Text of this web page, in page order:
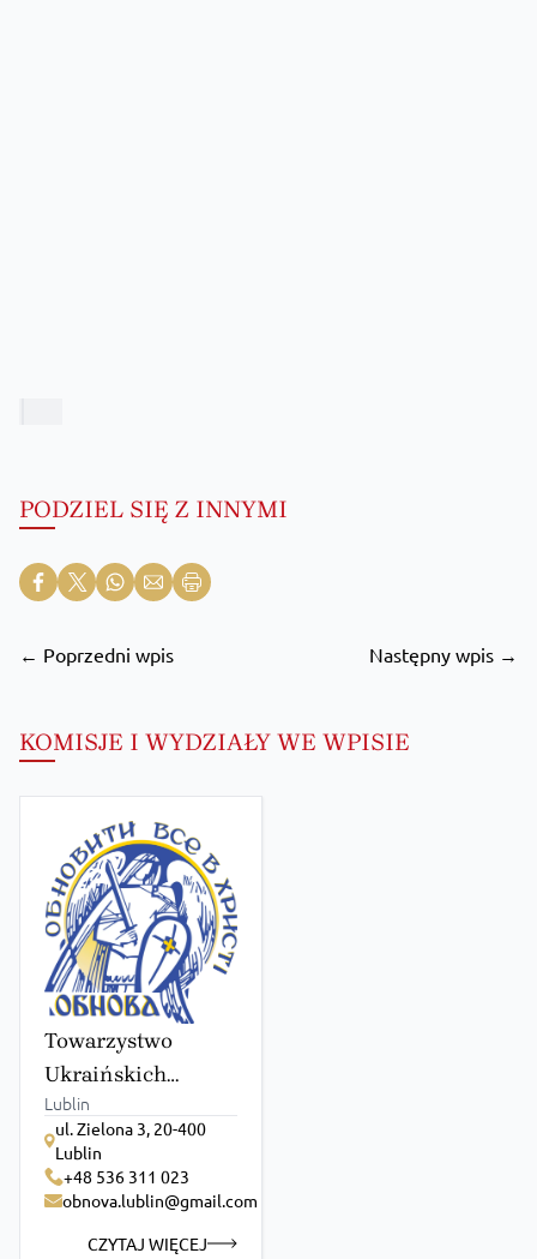
PODZIEL SIĘ Z INNYMI
← Poprzedni wpis Następny wpis →
KOMISJE I WYDZIAŁY WE WPISIE
Towarzystwo
Ukraińskich
Studentów-
Katolików
„Obnova”
Lublin
ul. Zielona 3, 20-400
Lublin
+48 536 311 023
obnova.lublin@gmail.com
CZYTAJ WIĘCEJ